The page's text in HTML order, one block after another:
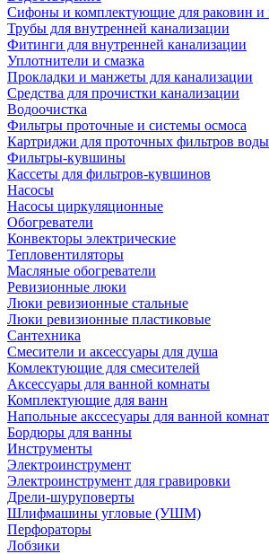
Сифоны и комплектующие для раковин и
Трубы для внутренней канализации
Фитинги для внутренней канализации
Уплотнители и смазка
Прокладки и манжеты для канализации
Средства для прочистки канализации
Водоочистка
Фильтры проточные и системы осмоса
Картриджи для проточных фильтров воды
Фильтры-кувшины
Кассеты для фильтров-кувшинов
Насосы
Насосы циркуляционные
Обогреватели
Конвекторы электрические
Тепловентиляторы
Масляные обогреватели
Ревизионные люки
Люки ревизионные стальные
Люки ревизионные пластиковые
Сантехника
Смесители и аксессуары для душа
Комлектующие для смесителей
Аксессуары для ванной комнаты
Комплектующие для ванн
Напольные акссесуары для ванной
Бордюры для ванны
Инструменты
Электроинструмент
Электроинструмент для гравировки
Дрели-шуруповерты
Шлифмашины угловые (УШМ)
Перфораторы
Лобзики